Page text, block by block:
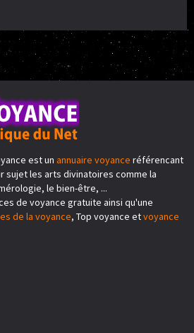
est un annuaire voyance référencant
sujet les arts divinatoires comme la
le bien-être, ...
de voyance gratuite ainsi qu'une
de la voyance, Top voyance etvoyance